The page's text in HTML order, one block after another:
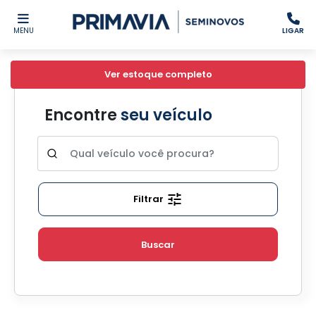
MENU LIGAR
Ver estoque completo
Encontreseu veículo
Filtrar
Buscar